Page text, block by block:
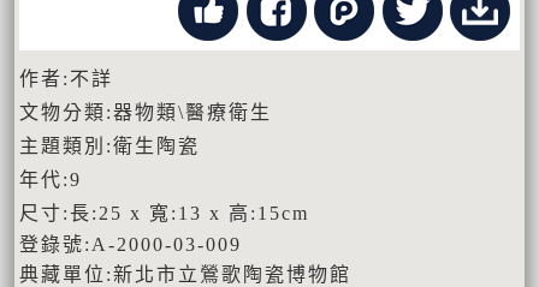
作者:不詳
文物分類:器物類\醫療衛生
主題類別:衛生陶瓷
年代:9
尺寸:長:25 x 寬:13 x 高:15cm
登錄號:A-2000-03-009
典藏單位:新北市立鶯歌陶瓷博物館